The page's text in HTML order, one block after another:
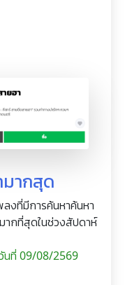
ากสุด
งที่มีการค้นหาค้นหา
กที่สุดในช่วงสัปดาห์
นที่ 09/08/2569